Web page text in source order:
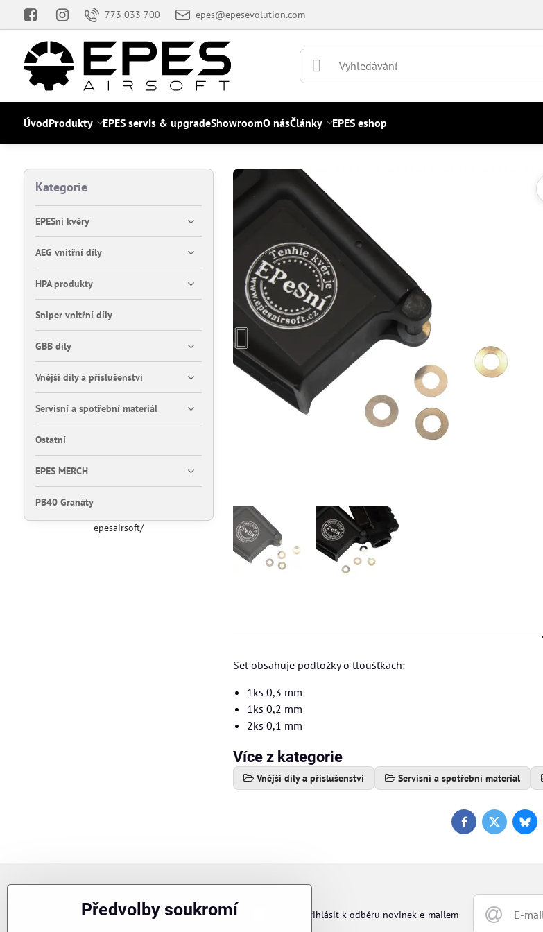
773 033 700 epes@epesevolution.com
ÚvodProdukty EPES servis & upgradeShowroomO násČlánky EPES eshop
Set obsahuje podložky o tloušťkách:
1ks 0,3 mm
1ks 0,2 mm
2ks 0,1 mm
Více z kategorie
Vnější díly a příslušenství Servisní a spotřební materiál
FacebookTwitter
Kategorie
EPESní kvéry
AEG vnitřní díly
HPA produkty
Sniper vnitřní díly
GBB díly
Vnější díly a příslušenství
Servisní a spotřební materiál
Ostatní
EPES MERCH
PB40 Granáty
epesairsoft/
Newsletter Chci se přihlásit k odběru novinek e-mailem
Předvolby soukromí